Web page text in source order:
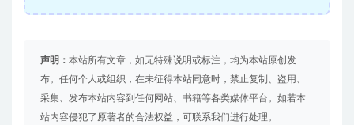
声明： 本站所有文章，如无特殊说明或标注，均为本站原创发
布。任何个人或组织，在未征得本站同意时，禁止复制、盗用、
采集、发布本站内容到任何网站、书籍等各类媒体平台。如若本
站内容侵犯了原著者的合法权益，可联系我们进行处理。